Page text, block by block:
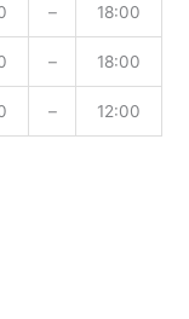
– 18:00
– 18:00
– 12:00